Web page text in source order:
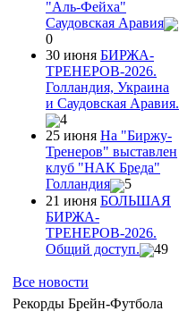
"Аль-Фейха"
Саудовская Аравия
0
30 июня БИРЖА-
ТРЕНЕРОВ-2026.
Голландия, Украина
и Саудовская Аравия.
4
25 июня На "Биржу-
Тренеров" выставлен
клуб "НАК Бреда"
Голландия
5
21 июня БОЛЬШАЯ
БИРЖА-
ТРЕНЕРОВ-2026.
Общий доступ.
49
Все новости
Рекорды Брейн-Футбола